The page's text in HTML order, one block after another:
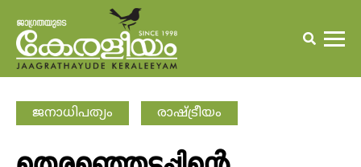
ജനാധിപത്യം രാഷ്ട്രീയം